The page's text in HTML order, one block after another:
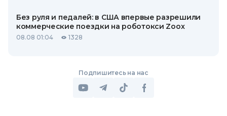
Без руля и педалей: в США впервые разрешили
коммерческие поездки на роботокси Zoox
08.08 01:04 1328
Подпишитесь на нас